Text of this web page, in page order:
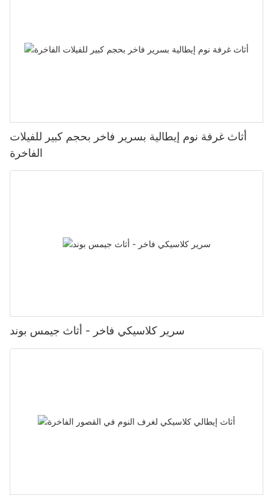
أثاث غرفة نوم إيطالية بسرير فاخر بحجم كبير للفيلات
الفاخرة
سرير كلاسيكي فاخر - أثاث جيمس بوند